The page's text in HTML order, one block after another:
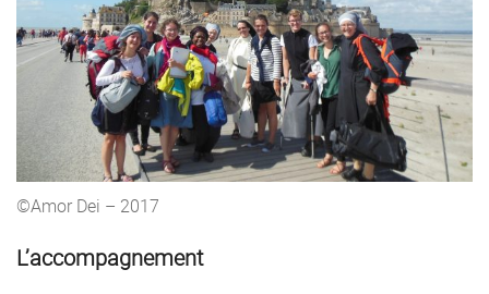
©Amor Dei – 2017
L’accompagnement